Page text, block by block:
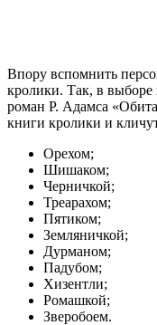
Впору вспомнить
кролики. Так, в
роман Р. Адамса
книги кролики и
Орехом;
Шишаком;
Черничкой;
Треарахом;
Пятиком;
Земляничкой;
Дурманом;
Падубом;
Хизентли;
Ромашкой;
Зверобоем.